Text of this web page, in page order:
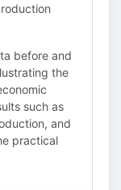
before and
the
such as
and
practical